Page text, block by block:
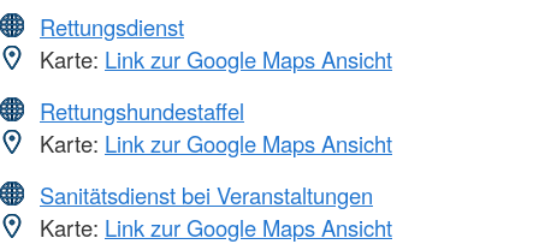
Rettungsdienst
Karte: Link zur Google Maps Ansicht
Rettungshundestaffel
Karte: Link zur Google Maps Ansicht
Sanitätsdienst bei Veranstaltungen
Karte: Link zur Google Maps Ansicht